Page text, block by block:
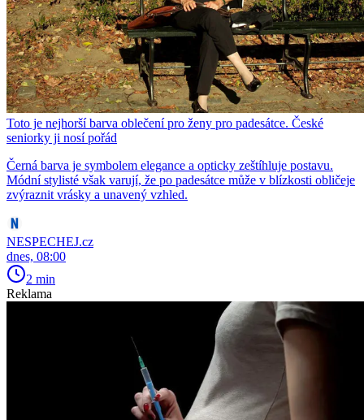
Toto je nejhorší barva oblečení pro ženy pro padesátce. České
seniorky ji nosí pořád
Černá barva je symbolem elegance a opticky zeštíhluje postavu.
Módní stylisté však varují, že po padesátce může v blízkosti obličeje
zvýraznit vrásky a unavený vzhled.
NESPECHEJ.cz
dnes, 08:00
2 min
Reklama